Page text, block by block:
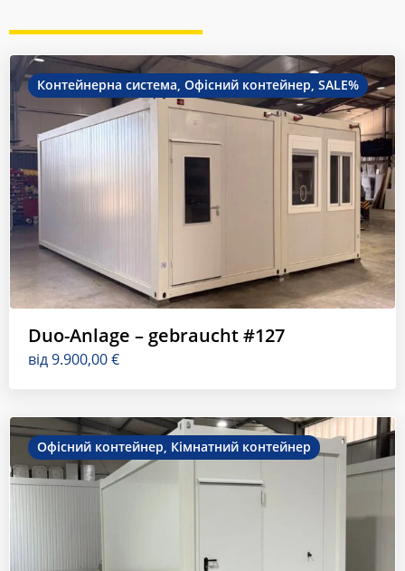
Контейнерна система, Офісний контейнер, SALE%
Duo-Anlage – gebraucht #127
від9.900,00€
Офісний контейнер, Кімнатний контейнер